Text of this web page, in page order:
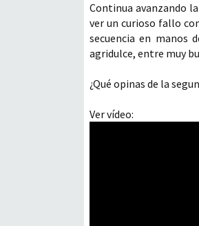
Continua avanzando
ver un curioso fallo
secuencia en manos
agridulce, entre muy
¿Qué opinas de la
Ver vídeo: